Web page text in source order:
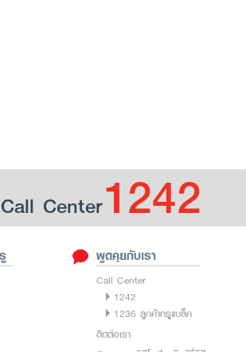
Center1242
พูดคุยกับเรา
Call Center
1242
1236 ลูกค้าทรูแบล็ค
ติดต่อเรา